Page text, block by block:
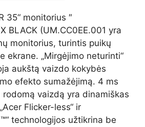
35“ monitorius ″
BLACK (UM.CC0EE.001 yra
monitorius, turintis puikų
ekrane. „Mirgėjimo neturinti“
aukštą vaizdo kokybės
efekto sumažėjimą. 4 ms
vaizdą yra dinamiškas
Flicker-less“ ir
technologijos užtikrina be